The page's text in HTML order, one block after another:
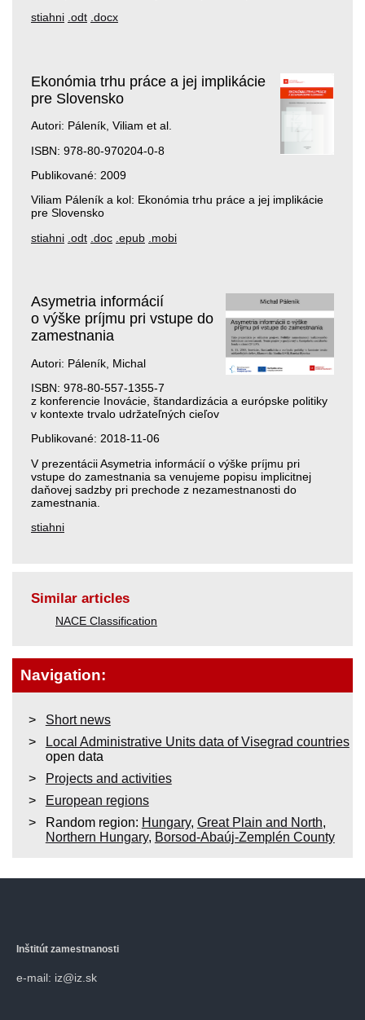
stiahni .odt .docx
Ekonómia trhu práce a jej implikácie
pre Slovensko
Autori: Páleník, Viliam et al.
ISBN: 978-80-970204-0-8
Publikované: 2009
Viliam Páleník a kol: Ekonómia trhu práce a jej implikácie
pre Slovensko
stiahni .odt .doc .epub .mobi
Asymetria informácií
o výške príjmu pri vstupe do
zamestnania
Autori: Páleník, Michal
ISBN: 978-80-557-1355-7
z konferencie Inovácie, štandardizácia a európske politiky
v kontexte trvalo udržateľných cieľov
Publikované: 2018-11-06
V prezentácii Asymetria informácií o výške príjmu pri
vstupe do zamestnania sa venujeme popisu implicitnej
daňovej sadzby pri prechode z nezamestnanosti do
zamestnania.
stiahni
Similar articles
NACE Classification
Navigation:
Short news
Local Administrative Units data of Visegrad countries
open data
Projects and activities
European regions
Random region: Hungary, Great Plain and North,
Northern Hungary, Borsod-Abaúj-Zemplén County
Inštitút zamestnanosti
e-mail: iz@iz.sk